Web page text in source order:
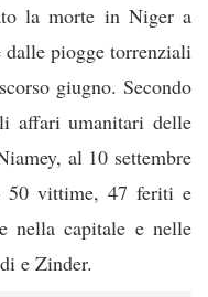
la morte in Niger a
dalle piogge torrenziali
giugno. Secondo
affari umanitari delle
al 10 settembre
50 vittime, 47 feriti e
nella capitale e nelle
e Zinder.